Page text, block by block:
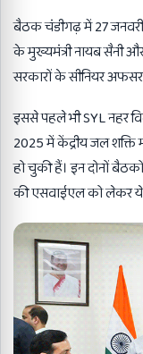
बैठक चंडीगढ़ में 27 जनवरी
के मुख्यमंत्री नायब सैनी
सरकारों के सीनियर अफसर
इससे पहले भी SYL नहर
2025 में केंद्रीय जल शक्ति
हो चुकी हैं। इन दोनों
की एसवाईएल को लेकर